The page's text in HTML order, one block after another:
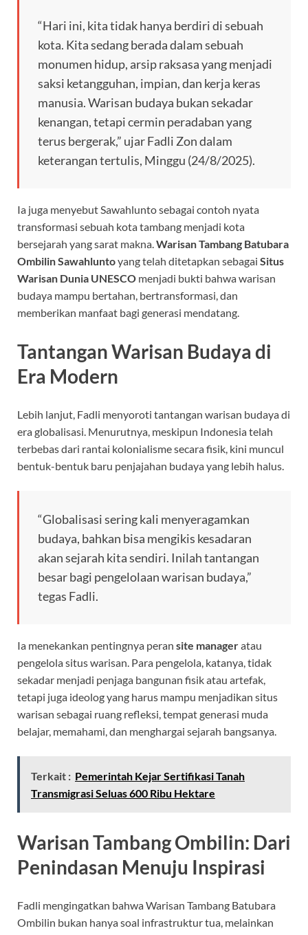
“Hari ini, kita tidak hanya berdiri di sebuah
kota. Kita sedang berada dalam sebuah
monumen hidup, arsip raksasa yang menjadi
saksi ketangguhan, impian, dan kerja keras
manusia. Warisan budaya bukan sekadar
kenangan, tetapi cermin peradaban yang
terus bergerak,” ujar Fadli Zon dalam
keterangan tertulis, Minggu (24/8/2025).
Ia juga menyebut Sawahlunto sebagai contoh nyata
transformasi sebuah kota tambang menjadi kota
bersejarah yang sarat makna.Warisan Tambang Batubara
Ombilin Sawahluntoyang telah ditetapkan sebagai Situs
Warisan Dunia UNESCO menjadi bukti bahwa warisan
budaya mampu bertahan, bertransformasi, dan
memberikan manfaat bagi generasi mendatang.
Tantangan Warisan Budaya di
Era Modern
Lebih lanjut, Fadli menyoroti tantangan warisan budaya di
era globalisasi. Menurutnya, meskipun Indonesia telah
terbebas dari rantai kolonialisme secara fisik, kini muncul
bentuk-bentuk baru penjajahan budaya yang lebih halus.
“Globalisasi sering kali menyeragamkan
budaya, bahkan bisa mengikis kesadaran
akan sejarah kita sendiri. Inilah tantangan
besar bagi pengelolaan warisan budaya,”
tegas Fadli.
Ia menekankan pentingnya peran site manageratau
pengelola situs warisan. Para pengelola, katanya, tidak
sekadar menjadi penjaga bangunan fisik atau artefak,
tetapi juga ideolog yang harus mampu menjadikan situs
warisan sebagai ruang refleksi, tempat generasi muda
belajar, memahami, dan menghargai sejarah bangsanya.
Terkait : Pemerintah Kejar Sertifikasi Tanah
Transmigrasi Seluas 600 Ribu Hektare
Warisan Tambang Ombilin: Dari
Penindasan Menuju Inspirasi
Fadli mengingatkan bahwa Warisan Tambang Batubara
Ombilin bukan hanya soal infrastruktur tua, melainkan